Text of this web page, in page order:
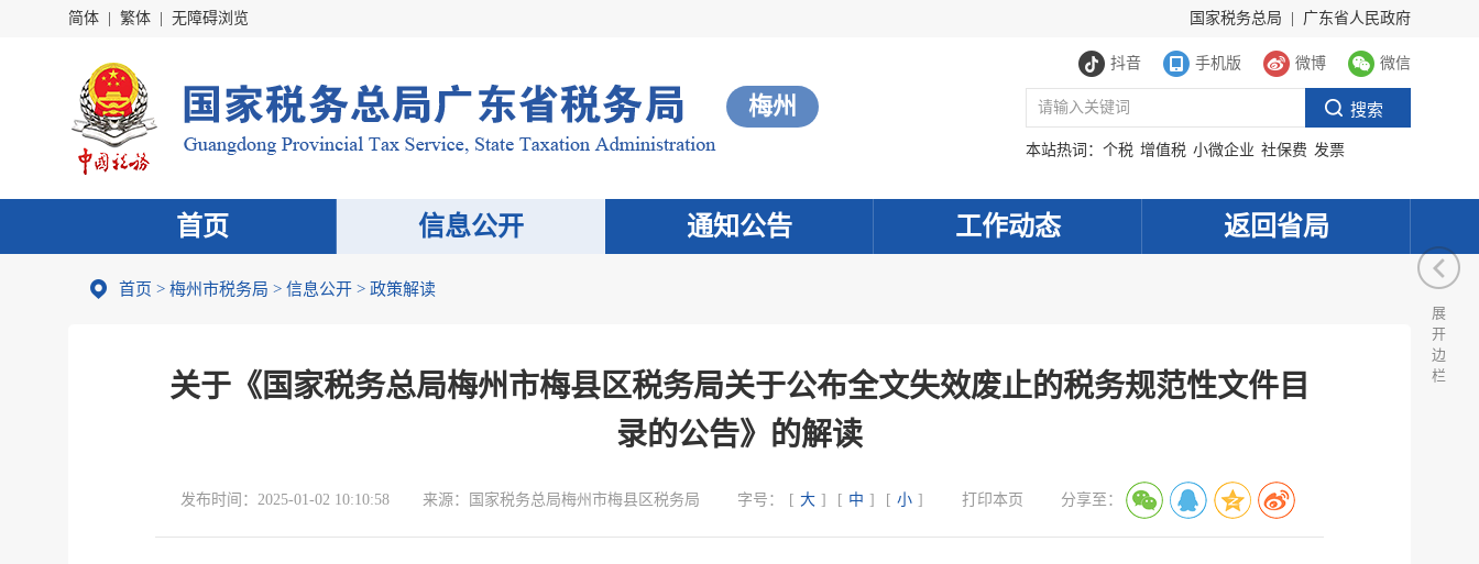
简体 繁体 无障碍浏览 国家税务总局 广东省人民政府
抖音 手机版 微博 微信
梅州
本站热词： 个税 增值税 小微企业 社保费 发票
首页 信息公开 通知公告 工作动态 返回省局
首页 > 梅州市税务局 > 信息公开 > 政策解读
关于《国家税务总局梅州市梅县区税务局关于公布全文失效废止的税务规范性文件目
录的公告》的解读
发布时间： 2025-01-02 10:10:58 来源： 国家税务总局梅州市梅县区税务局 字号： [ 大 ] [ 中 ] [ 小 ] 打印本页 分享至：
展
开
边
栏